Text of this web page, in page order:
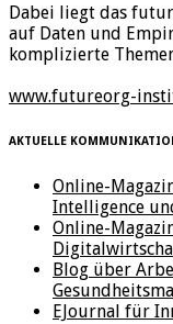
Dabei liegt das
auf Daten und
komplizierte
www.futureorg-
AKTUELLE
Online-
Intelligence
Online-
Blog über
EJournal für